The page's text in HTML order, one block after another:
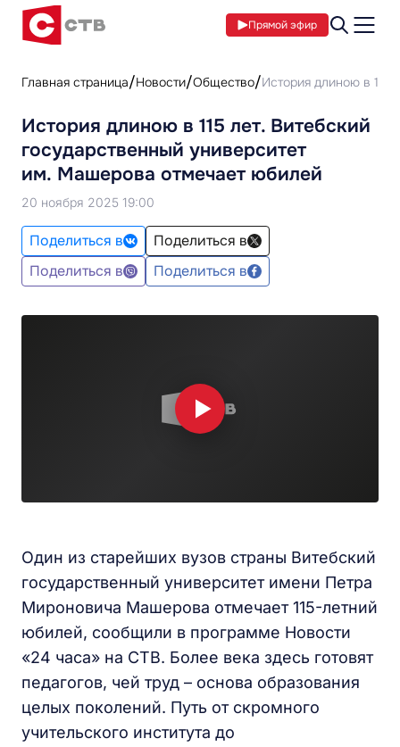
Прямой эфир
Главная страница Новости Общество История длиною в 115
История длиною в 115 лет. Витебский
государственный университет
им. Машерова отмечает юбилей
20 ноября 2025 19:00
Поделиться в
Поделиться в
Поделиться в
Поделиться в
Один из старейших вузов страны Витебский
государственный университет имени Петра
Мироновича Машерова отмечает 115-летний
юбилей, сообщили в программе Новости
«24 часа» на СТВ. Более века здесь готовят
педагогов, чей труд – основа образования
целых поколений. Путь от скромного
учительского института до